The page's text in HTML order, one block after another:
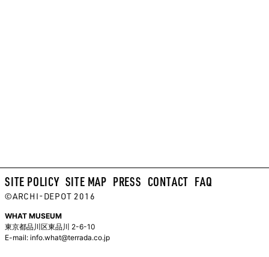
SITE POLICY SITE MAP PRESS CONTACT FAQ
©ARCHI-DEPOT 2016
WHAT MUSEUM
東京都品川区東品川 2-6-10
E-mail:info.what@terrada.co.jp